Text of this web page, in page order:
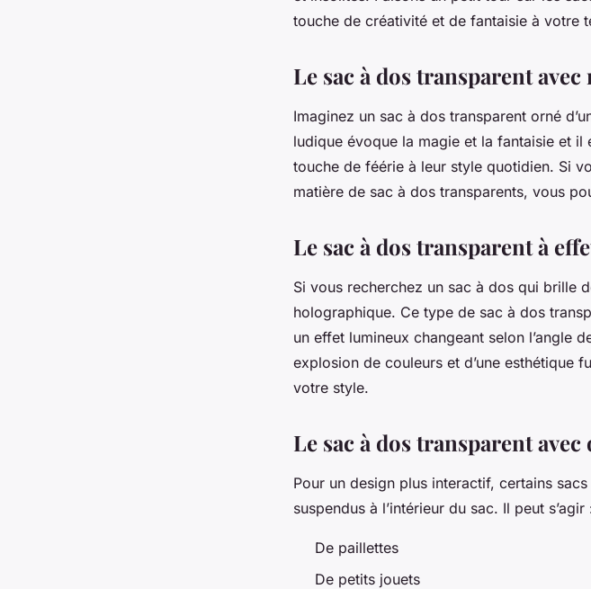
touche de créativité et de fantaisie à votre
Le sac à dos transparent
Imaginez un sac à dos transparent orné
ludique évoque la magie et la fantaisie et
touche de féérie à leur style quotidien. Si
matière de sac à dos transparents, vous
Le sac à dos transparent à
Si vous recherchez un sac à dos qui brille
holographique. Ce type de sac à dos
un effet lumineux changeant selon l’angle
explosion de couleurs et d’une esthétique
votre style.
Le sac à dos transparent
Pour un design plus interactif, certains
suspendus à l’intérieur du sac. Il peut s’agir
De paillettes
De petits jouets